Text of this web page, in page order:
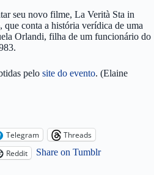
seu novo filme, La Verità Sta in
conta a história verídica de uma
Orlandi, filha de um funcionário do
pelo site do evento. (Elaine
Telegram
Threads
Reddit Share on Tumblr